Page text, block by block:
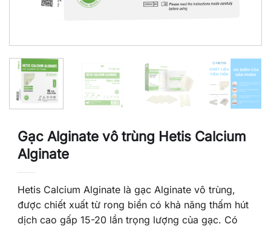
Gạc Alginate vô trùng Hetis Calcium
Alginate
Hetis Calcium Alginate là gạc Alginate vô trùng,
được chiết xuất từ rong biển có khả năng thấm hút
dịch cao gấp 15-20 lần trọng lượng của gạc. Có